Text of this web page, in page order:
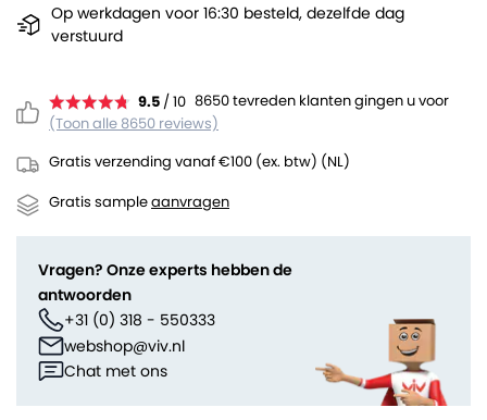
9.5 / 10 8650 tevreden klanten gingen u voor
(Toon alle 8650 reviews)
Gratis verzending vanaf €100 (ex. btw) (NL)
Gratis sampleaanvragen
Op werkdagen voor 16:30 besteld, dezelfde dag
verstuurd
Vragen? Onze experts hebben de
antwoorden
+31 (0) 318 - 550333
webshop@viv.nl
Chat met ons